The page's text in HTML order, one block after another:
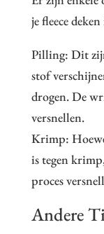
je fleece
Pilling: Dit
stof
drogen. De
versnellen.
Krimp:
is tegen
proces
Andere